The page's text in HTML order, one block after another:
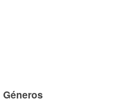
Géneros